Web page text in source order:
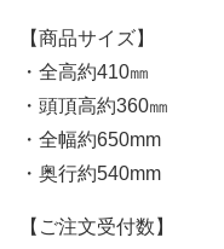
【商品サイズ】
・全高約410㎜
・頭頂高約360㎜
・全幅約650mm
・奥行約540mm
【ご注文受付数】